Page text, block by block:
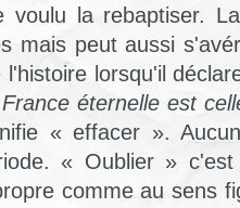
voulu la rebaptiser.
mais peut aussi
l'histoire lorsqu'il
éternelle est
« effacer ».
« Oublier »
comme au sens